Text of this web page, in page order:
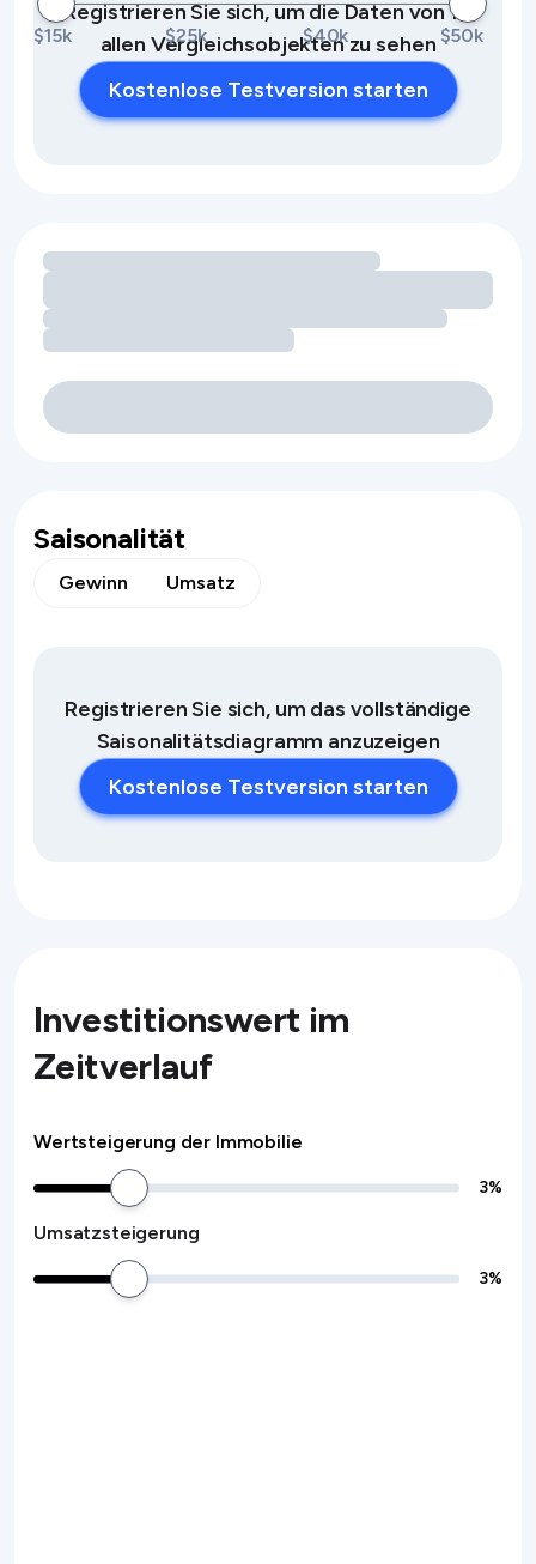
$15k $25k $40k $50k
Registrieren Sie sich, um die Daten von 10
allen Vergleichsobjekten zu sehen
Kostenlose Testversion starten
Umsatzchancen durch Ausstattungsmerkmale werden
Saisonalität
Gewinn Umsatz
Registrieren Sie sich, um das vollständige
Saisonalitätsdiagramm anzuzeigen
Kostenlose Testversion starten
Investitionswert im
Zeitverlauf
Wertsteigerung der Immobilie
3%
Umsatzsteigerung
3%